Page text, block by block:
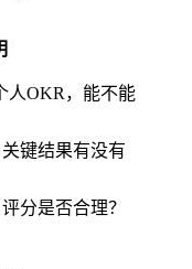
OKR，能不能
键结果有没有
分是否合理？